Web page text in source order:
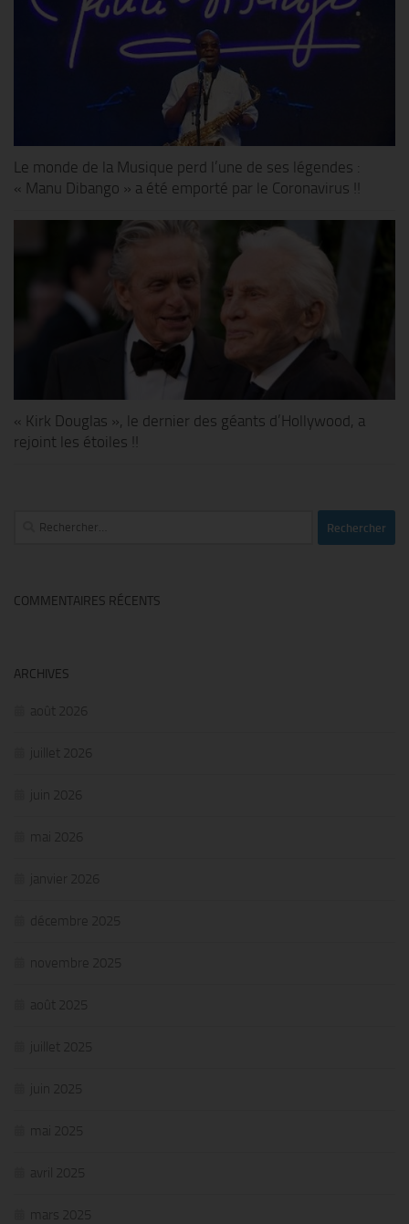
Le monde de la Musique perd l’une de ses légendes :
« Manu Dibango » a été emporté par le Coronavirus !!
« Kirk Douglas », le dernier des géants d’Hollywood, a
rejoint les étoiles !!
Rechercher :
COMMENTAIRES RÉCENTS
ARCHIVES
août 2026
juillet 2026
juin 2026
mai 2026
janvier 2026
décembre 2025
novembre 2025
août 2025
juillet 2025
juin 2025
mai 2025
avril 2025
mars 2025